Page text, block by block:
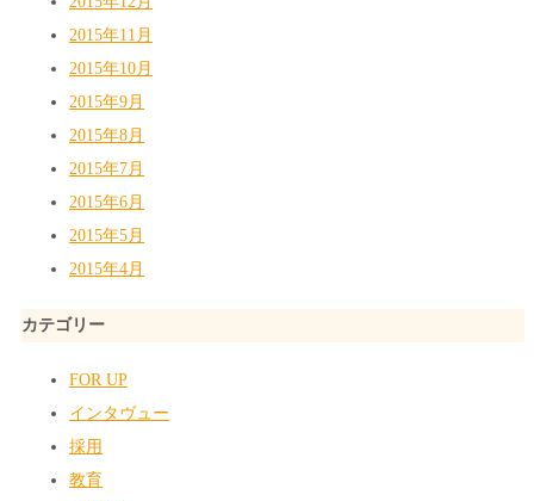
2015年11月
2015年10月
2015年9月
2015年8月
2015年7月
2015年6月
2015年5月
2015年4月
カテゴリー
FOR UP
インタヴュー
採用
教育